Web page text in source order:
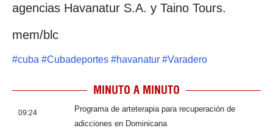
agencias Havanatur S.A. y Taino Tours.
mem/blc
#cuba #Cubadeportes #havanatur #Varadero
MINUTO A MINUTO
09:24
Programa de arteterapia para recuperación de
adicciones en Dominicana